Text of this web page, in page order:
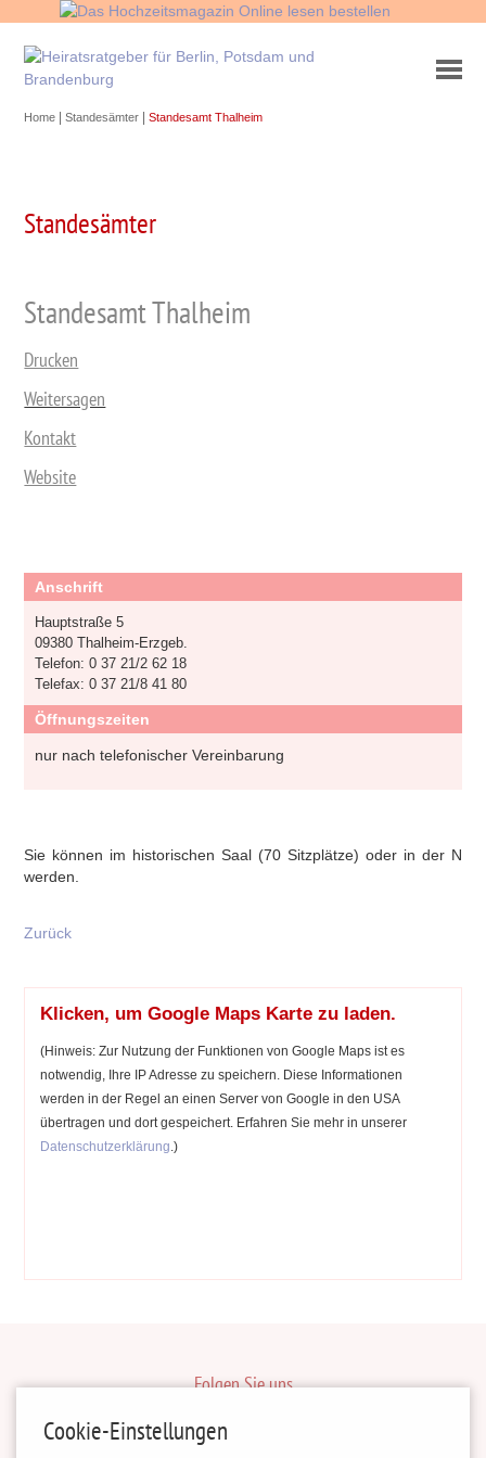
Home |Standesämter |Standesamt Thalheim
Standesämter
Standesamt Thalheim
Drucken
Weitersagen
Kontakt
Website
Anschrift
Hauptstraße 5
09380 Thalheim-Erzgeb.
Telefon: 0 37 21/2 62 18
Telefax: 0 37 21/8 41 80
Öffnungszeiten
nur nach telefonischer Vereinbarung
Sie können im historischen Saal (70 Sitzplätze) oder in der
werden.
Zurück
Klicken, um Google Maps Karte zu laden.
(Hinweis: Zur Nutzung der Funktionen von Google Maps ist es
notwendig, Ihre IP Adresse zu speichern. Diese Informationen
werden in der Regel an einen Server von Google in den USA
übertragen und dort gespeichert. Erfahren Sie mehr in unserer
Datenschutzerklärung .)
Folgen Sie uns
Cookie-Einstellungen